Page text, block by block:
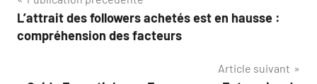
de
L’attrait des followers achetés est en hausse :
compréhension des facteurs
Article suivant